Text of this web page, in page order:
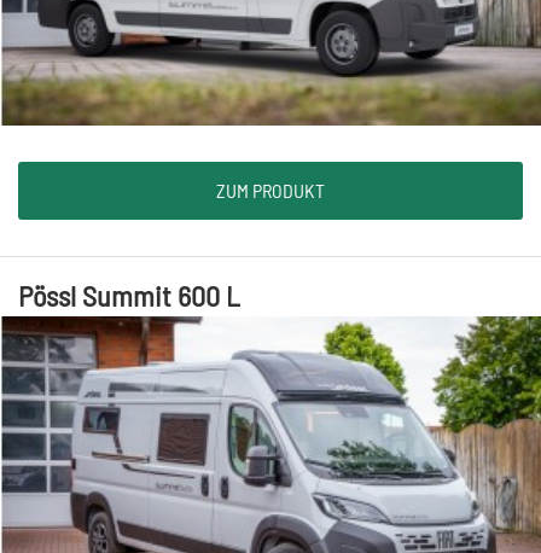
ZUM PRODUKT
Pössl Summit 600 L